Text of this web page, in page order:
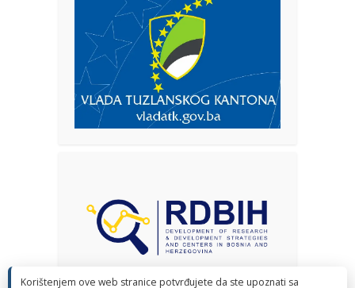
Korištenjem ove web stranice potvrđujete da ste upoznati sa